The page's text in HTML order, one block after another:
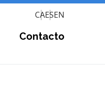
CAESEN
Contacto